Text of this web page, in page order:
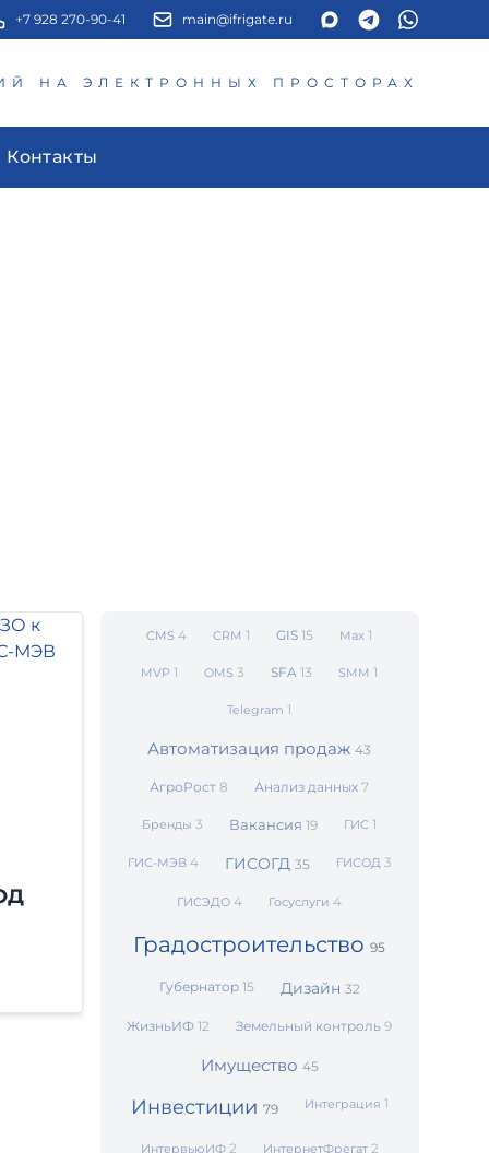
+7 928 270-90-41 main@ifrigate.ru
НА ЭЛЕКТРОННЫХ ПРОСТОРАХ
Контакты
CMS4 CRM1 GIS15 Max1
MVP1 OMS3 SFA13 SMM1
Telegram1
Автоматизация продаж43
АгроРост8 Анализ данных7
Бренды3 Вакансия19 ГИС1
ГИС-МЭВ 4 ГИСОГД 35 ГИСОД 3
ГИСЭДО4 Госуслуги4
Градостроительство95
Губернатор 15 Дизайн 32
ЖизньИФ12 Земельный контроль9
Имущество 45
Инвестиции 79 Интеграция 1
ИнтервьюИФ 2 ИнтернетФрегат 2